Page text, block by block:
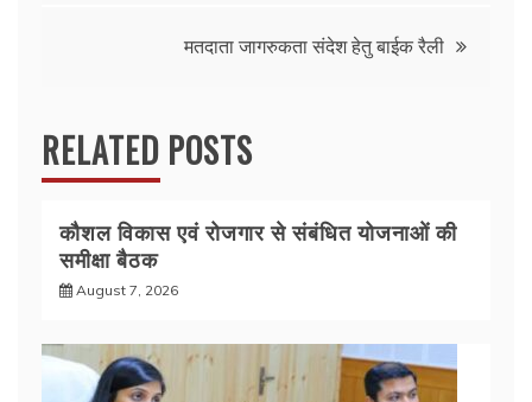
p
मतदाता जागरुकता संदेश हेतु बाईक रैली
RELATED POSTS
कौशल विकास एवं रोजगार से संबंधित योजनाओं की
समीक्षा बैठक
August 7, 2026